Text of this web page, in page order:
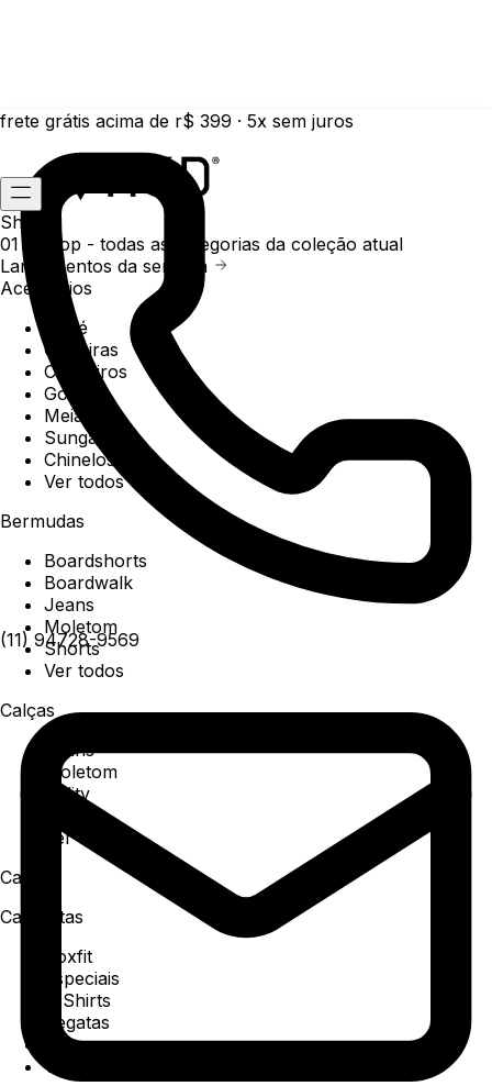
frete grátis acima de r$ 399 · 5x sem juros
(11) 94728-9569
Shop
01 /
Shop - todas as categorias da coleção atual
Lançamentos da semana
Acessórios
Boné
Carteiras
Chaveiros
Gorros
Meias
Sunga
Chinelos
Ver todos
Bermudas
Boardshorts
Boardwalk
Jeans
Moletom
Shorts
Ver todos
Calças
Jeans
Moletom
Utility
Ver todos
Camisa
Camisetas
Boxfit
Especiais
T-Shirts
Regatas
Polo
Ver todos